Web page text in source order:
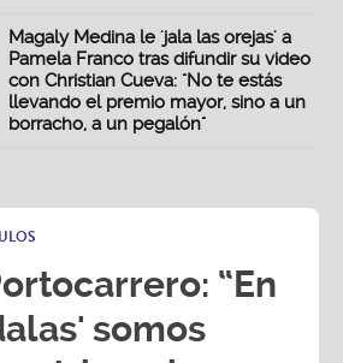
Magaly Medina le 'jala las orejas' a
Pamela Franco tras difundir su video
con Christian Cueva: "No te estás
llevando el premio mayor, sino a un
borracho, a un pegalón"
“En
somos